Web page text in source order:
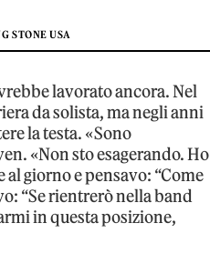
STONE USA
lavorato ancora. Nel
da solista, ma negli anni
la testa. «Sono
«Non sto esagerando. Ho
giorno e pensavo: “Come
“Se rientrerò nella band
in questa posizione,